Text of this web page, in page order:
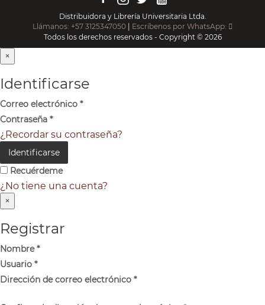
Distribuidora y Librería Universitaria Ltda.
Llámanos: +57 3125347050
Escríbenos por WhatsApp:
Todos los derechos reservados - Copyright © 2026
×
Identificarse
Correo electrónico *
Contraseña *
¿Recordar su contraseña?
Identificarse
Recuérdeme
¿No tiene una cuenta?
×
Registrar
Nombre*
Usuario *
Dirección de correo electrónico *